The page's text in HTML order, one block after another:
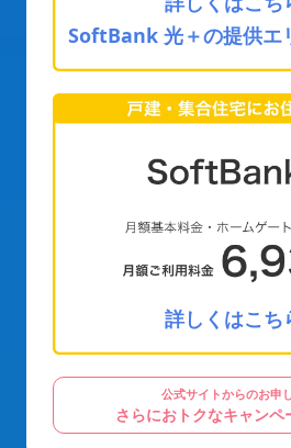
SoftBank 光＋の提供エ
詳しくはこち
公式サイトからのお申
さらにおトクなキャンペ